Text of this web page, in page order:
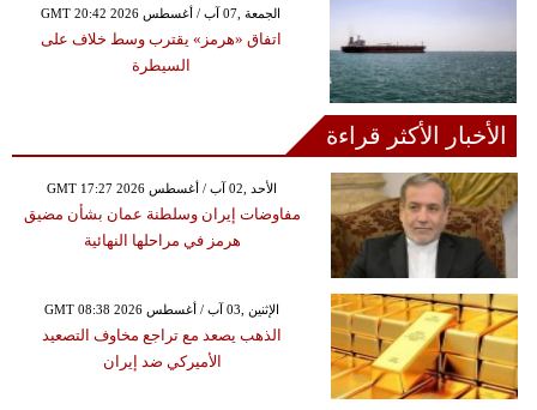
GMT 20:42 2026 الجمعة ,07 آب / أغسطس
اتفاق «هرمز» يقترب وسط خلاف على
السيطرة
الأخبار الأكثر قراءة
GMT 17:27 2026 الأحد ,02 آب / أغسطس
مفاوضات إيران وسلطنة عمان بشأن مضيق
هرمز في مراحلها النهائية
GMT 08:38 2026 الإثنين ,03 آب / أغسطس
الذهب يصعد مع تراجع مخاوف التصعيد
الأميركي ضد إيران